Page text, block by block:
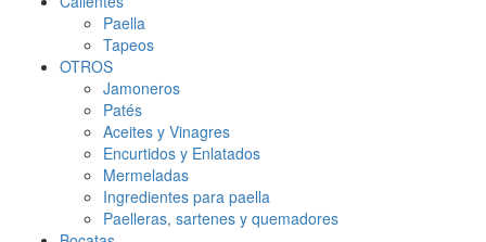
Paella
Tapeos
OTROS
Jamoneros
Patés
Aceites y Vinagres
Encurtidos y Enlatados
Mermeladas
Ingredientes para paella
Paelleras, sartenes y quemadores